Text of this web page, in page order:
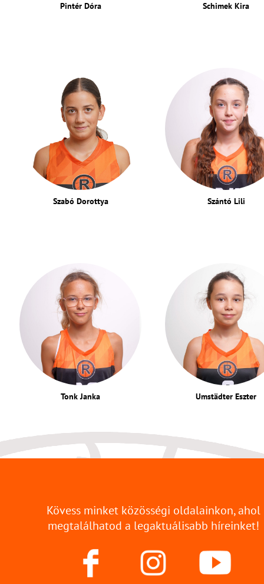
Pintér Dóra Schimek Kira
Szabó Dorottya Szántó Lili
Tonk Janka Umstädter Eszter
Kövess minket közösségi oldalainkon, ahol
megtalálhatod a legaktuálisabb híreinket!